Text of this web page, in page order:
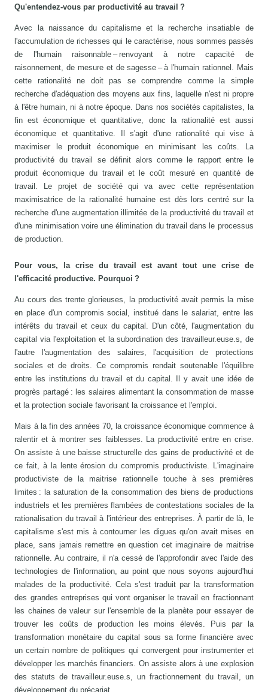
Qu'entendez-vous par productivité au travail ?
Avec la naissance du capitalisme et la recherche insatiable de
l'accumulation de richesses qui le caractérise, nous sommes passés
de l'humain raisonnable – renvoyant à notre capacité de
raisonnement, de mesure et de sagesse – à l'humain rationnel. Mais
cette rationalité ne doit pas se comprendre comme la simple
recherche d'adéquation des moyens aux fins, laquelle n'est ni propre
à l'être humain, ni à notre époque. Dans nos sociétés capitalistes, la
fin est économique et quantitative, donc la rationalité est aussi
économique et quantitative. Il s'agit d'une rationalité qui vise à
maximiser le produit économique en minimisant les coûts. La
productivité du travail se définit alors comme le rapport entre le
produit économique du travail et le coût mesuré en quantité de
travail. Le projet de société qui va avec cette représentation
maximisatrice de la rationalité humaine est dès lors centré sur la
recherche d'une augmentation illimitée de la productivité du travail et
d'une minimisation voire une élimination du travail dans le processus
de production.
Pour vous, la crise du travail est avant tout une crise de
l'efficacité productive. Pourquoi ?
Au cours des trente glorieuses, la productivité avait permis la mise
en place d'un compromis social, institué dans le salariat, entre les
intérêts du travail et ceux du capital. D'un côté, l'augmentation du
capital via l'exploitation et la subordination des travailleur.euse.s, de
l'autre l'augmentation des salaires, l'acquisition de protections
sociales et de droits. Ce compromis rendait soutenable l'équilibre
entre les institutions du travail et du capital. Il y avait une idée de
progrès partagé : les salaires alimentant la consommation de masse
et la protection sociale favorisant la croissance et l'emploi.
Mais à la fin des années 70, la croissance économique commence à
ralentir et à montrer ses faiblesses. La productivité entre en crise.
On assiste à une baisse structurelle des gains de productivité et de
ce fait, à la lente érosion du compromis productiviste. L'imaginaire
productiviste de la maitrise rationnelle touche à ses premières
limites : la saturation de la consommation des biens de productions
industriels et les premières flambées de contestations sociales de la
rationalisation du travail à l'intérieur des entreprises. À partir de là, le
capitalisme s'est mis à contourner les digues qu'on avait mises en
place, sans jamais remettre en question cet imaginaire de maitrise
rationnelle. Au contraire, il n'a cessé de l'approfondir avec l'aide des
technologies de l'information, au point que nous soyons aujourd'hui
malades de la productivité. Cela s'est traduit par la transformation
des grandes entreprises qui vont organiser le travail en fractionnant
les chaines de valeur sur l'ensemble de la planète pour essayer de
trouver les coûts de production les moins élevés. Puis par la
transformation monétaire du capital sous sa forme financière avec
un certain nombre de politiques qui convergent pour instrumenter et
développer les marchés financiers. On assiste alors à une explosion
des statuts de travailleur.euse.s, un fractionnement du travail, un
développement du précariat...